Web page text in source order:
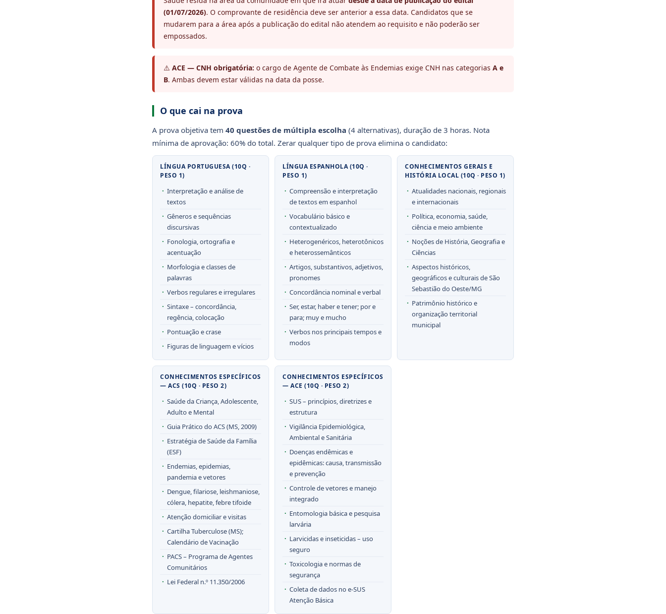
(01/07/2026). O comprovante de residência deve ser anterior a essa data. Candidatos que se
mudarem para a área após a publicação do edital não atendem ao requisito e não poderão ser
empossados.
⚠️ ACE — CNH obrigatória: o cargo de Agente de Combate às Endemias exige CNH nas categorias A e
B. Ambas devem estar válidas na data da posse.
O que cai na prova
A prova objetiva tem 40 questões de múltipla escolha (4 alternativas), duração de 3 horas. Nota
mínima de aprovação: 60% do total. Zerar qualquer tipo de prova elimina o candidato:
LÍNGUA PORTUGUESA (10Q ·
PESO 1)
Interpretação e análise de
textos
Gêneros e sequências
discursivas
Fonologia, ortografia e
acentuação
Morfologia e classes de
palavras
Verbos regulares e irregulares
Sintaxe – concordância,
regência, colocação
Pontuação e crase
Figuras de linguagem e vícios
LÍNGUA ESPANHOLA (10Q ·
PESO 1)
Compreensão e interpretação
de textos em espanhol
Vocabulário básico e
contextualizado
Heterogenéricos, heterotônicos
e heterossemânticos
Artigos, substantivos, adjetivos,
pronomes
Concordância nominal e verbal
Ser, estar, haber e tener; por e
para; muy e mucho
Verbos nos principais tempos e
modos
CONHECIMENTOS GERAIS E
HISTÓRIA LOCAL (10Q · PESO 1)
Atualidades nacionais, regionais
e internacionais
Política, economia, saúde,
ciência e meio ambiente
Noções de História, Geografia e
Ciências
Aspectos históricos,
geográficos e culturais de São
Sebastião do Oeste/MG
Patrimônio histórico e
organização territorial
municipal
CONHECIMENTOS ESPECÍFICOS
— ACS (10Q · PESO 2)
Saúde da Criança, Adolescente,
Adulto e Mental
Guia Prático do ACS (MS, 2009)
Estratégia de Saúde da Família
(ESF)
Endemias, epidemias,
pandemia e vetores
Dengue, filariose, leishmaniose,
cólera, hepatite, febre tifoide
Atenção domiciliar e visitas
Cartilha Tuberculose (MS);
Calendário de Vacinação
PACS – Programa de Agentes
Comunitários
Lei Federal n.º 11.350/2006
CONHECIMENTOS ESPECÍFICOS
— ACE (10Q · PESO 2)
SUS – princípios, diretrizes e
estrutura
Vigilância Epidemiológica,
Ambiental e Sanitária
Doenças endêmicas e
epidêmicas: causa, transmissão
e prevenção
Controle de vetores e manejo
integrado
Entomologia básica e pesquisa
larvária
Larvicidas e inseticidas – uso
seguro
Toxicologia e normas de
segurança
Coleta de dados no e-SUS
Atenção Básica